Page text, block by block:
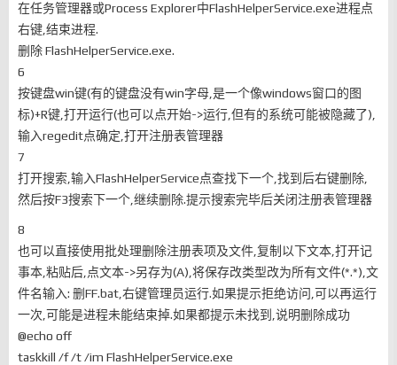
在任务管理器或Process Explorer中FlashHelperService.exe进程点
右键,结束进程.
删除 FlashHelperService.exe.
6
按键盘win键(有的键盘没有win字母,是一个像windows窗口的图
标)+R键,打开运行(也可以点开始->运行,但有的系统可能被隐藏了),
输入regedit点确定,打开注册表管理器
7
打开搜索,输入FlashHelperService点查找下一个,找到后右键删除,
然后按F3搜索下一个,继续删除.提示搜索完毕后关闭注册表管理器
8
也可以直接使用批处理删除注册表项及文件,复制以下文本,打开记
事本,粘贴后,点文本->另存为(A),将保存改类型改为所有文件(*.*),文
件名输入: 删FF.bat,右键管理员运行.如果提示拒绝访问,可以再运行
一次,可能是进程未能结束掉.如果都提示未找到,说明删除成功
@echo off
taskkill /f /t /im FlashHelperService.exe